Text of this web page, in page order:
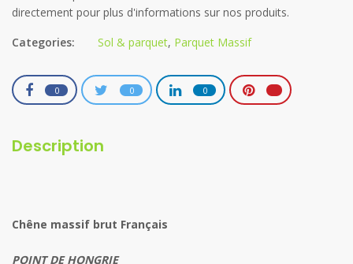
Categories: Sol & parquet, Parquet Massif
0 0 0
Description
Chêne massif brut Français
POINT DE HONGRIE